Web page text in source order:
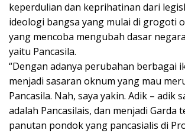
keperdulian dan keprihatinan dari
ideologi bangsa yang mulai di grogoti
yang mencoba mengubah dasar
yaitu Pancasila.
“Dengan adanya perubahan berbagai
menjadi sasaran oknum yang mau
Pancasila. Nah, saya yakin. Adik – adik
adalah Pancasilais, dan menjadi Garda
panutan pondok yang pancasialis di